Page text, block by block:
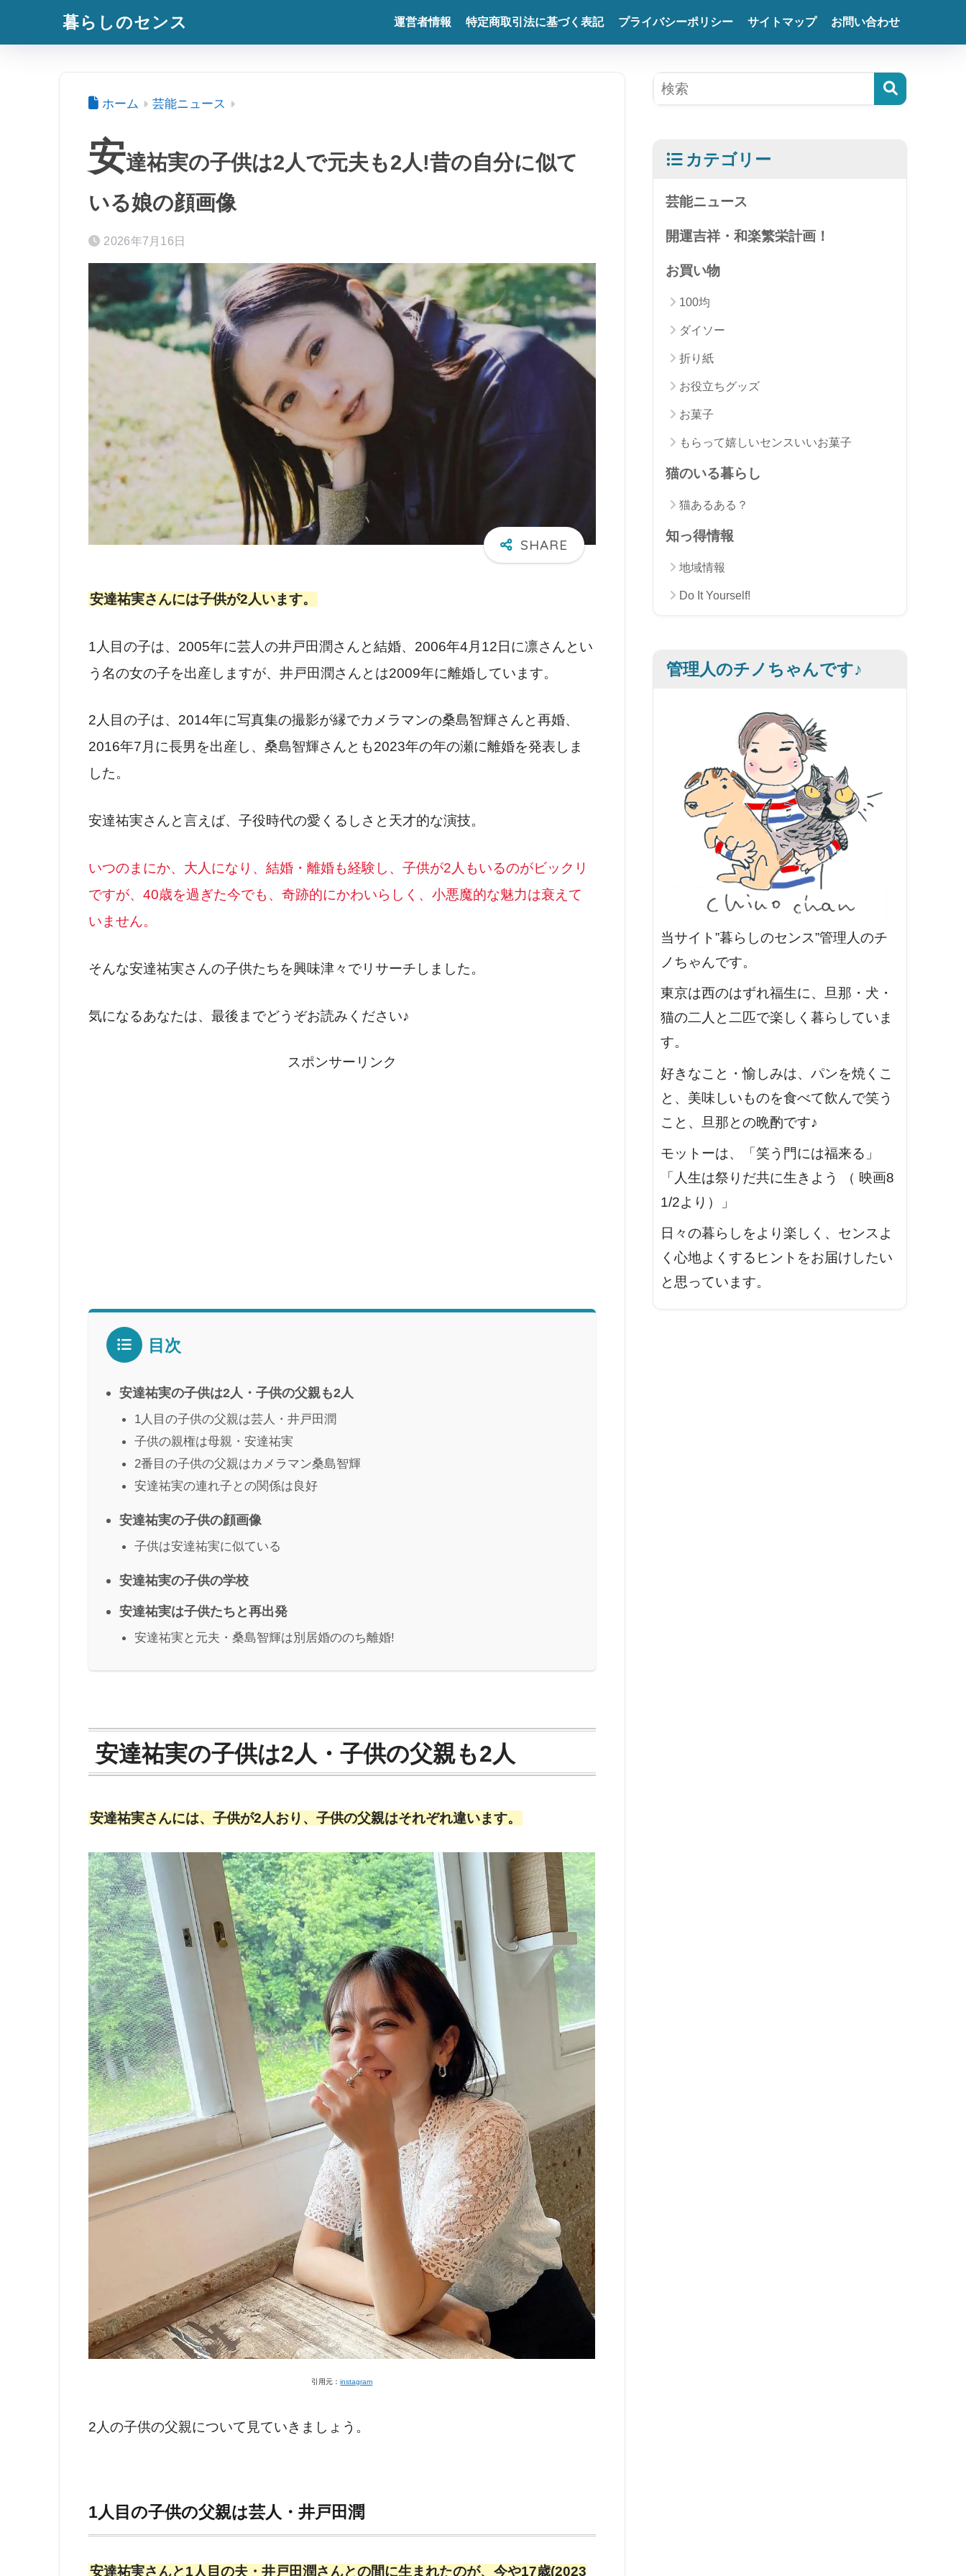
暮らしのセンス 運営者情報 特定商取引法に基づく表記 プライバシーポリシー サイトマップ お問い合わせ
ホーム 芸能ニュース
安達祐実の子供は2人で元夫も2人!昔の自分に似て
いる娘の顔画像
2026年7月16日
安達祐実さんには子供が2人います。
1人目の子は、2005年に芸人の井戸田潤さんと結婚、2006年4月12日に凛さんとい
う名の女の子を出産しますが、井戸田潤さんとは2009年に離婚しています。
2人目の子は、2014年に写真集の撮影が縁でカメラマンの桑島智輝さんと再婚、
2016年7月に長男を出産し、桑島智輝さんとも2023年の年の瀬に離婚を発表しま
した。
安達祐実さんと言えば、子役時代の愛くるしさと天才的な演技。
いつのまにか、大人になり、結婚・離婚も経験し、子供が2人もいるのがビックリ
ですが、40歳を過ぎた今でも、奇跡的にかわいらしく、小悪魔的な魅力は衰えて
いません。
そんな安達祐実さんの子供たちを興味津々でリサーチしました。
気になるあなたは、最後までどうぞお読みください♪
スポンサーリンク
目次
安達祐実の子供は2人・子供の父親も2人
1人目の子供の父親は芸人・井戸田潤
子供の親権は母親・安達祐実
2番目の子供の父親はカメラマン桑島智輝
安達祐実の連れ子との関係は良好
安達祐実の子供の顔画像
子供は安達祐実に似ている
安達祐実の子供の学校
安達祐実は子供たちと再出発
安達祐実と元夫・桑島智輝は別居婚ののち離婚!
安達祐実の子供は2人・子供の父親も2人
安達祐実さんには、子供が2人おり、子供の父親はそれぞれ違います。
引用元：instagram
2人の子供の父親について見ていきましょう。
1人目の子供の父親は芸人・井戸田潤
安達祐実さんと1人目の夫・井戸田潤さんとの間に生まれたのが、今や17歳(2023
カテゴリー
芸能ニュース
開運吉祥・和楽繁栄計画！
お買い物
100均
ダイソー
折り紙
お役立ちグッズ
お菓子
もらって嬉しいセンスいいお菓子
猫のいる暮らし
猫あるある？
知っ得情報
地域情報
Do It Yourself!
管理人のチノちゃんです♪
当サイト”暮らしのセンス”管理人のチ
ノちゃんです。
東京は西のはずれ福生に、旦那・犬・
猫の二人と二匹で楽しく暮らしていま
す。
好きなこと・愉しみは、パンを焼くこ
と、美味しいものを食べて飲んで笑う
こと、旦那との晩酌です♪
モットーは、「笑う門には福来る」
「人生は祭りだ共に生きよう （ 映画8
1/2より）」
日々の暮らしをより楽しく、センスよ
く心地よくするヒントをお届けしたい
と思っています。